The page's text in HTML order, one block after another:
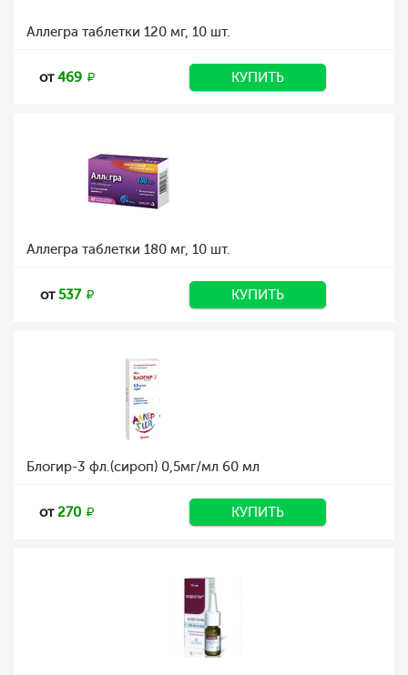
Аллегра таблетки 120 мг, 10 шт.
от469 КУПИТЬ
Аллегра таблетки 180 мг, 10 шт.
от537 КУПИТЬ
Блогир-3 фл.(сироп) 0,5мг/мл 60 мл
от270 КУПИТЬ